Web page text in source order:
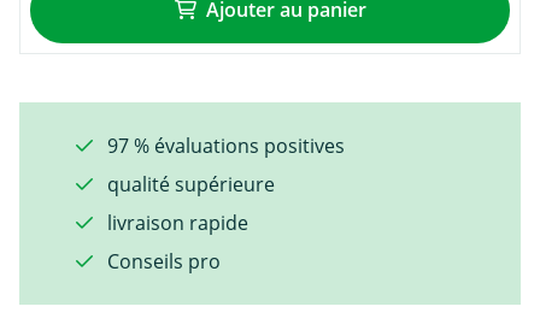
Ajouter au panier
97 % évaluations positives
qualité supérieure
livraison rapide
Conseils pro